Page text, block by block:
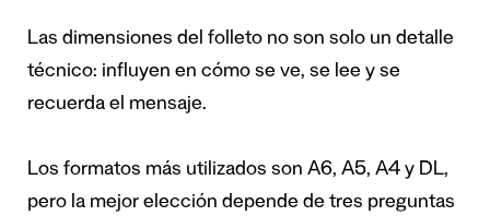
Las dimensiones del folleto no son solo un detalle
técnico: influyen en cómo se ve, se lee y se
recuerda el mensaje.
Los formatos más utilizados son A6, A5, A4 y DL,
pero la mejor elección depende de tres preguntas